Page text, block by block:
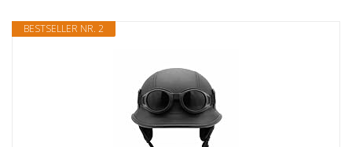
BESTSELLER NR. 2